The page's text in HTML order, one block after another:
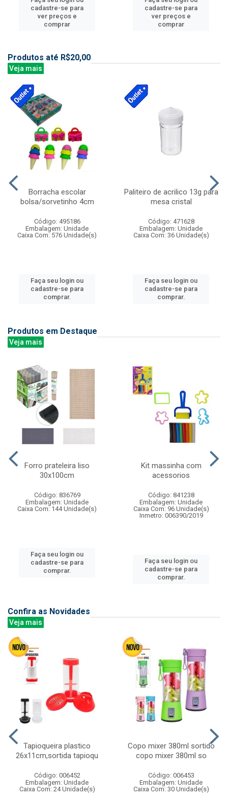
cadastre-se para
ver preços e
comprar
cadastre-se para
ver preços e
comprar
Produtos até R$20,00
Veja mais
Borracha escolar
bolsa/sorvetinho 4cm
Código: 495186
Embalagem: Unidade
Caixa Com: 576 Unidade(s)
Faça seu login ou
cadastre-se para
comprar.
Paliteiro de acrilico 13g para
mesa cristal
Código: 471628
Embalagem: Unidade
Caixa Com: 36 Unidade(s)
Faça seu login ou
cadastre-se para
comprar.
Produtos em Destaque
Veja mais
Forro prateleira liso
30x100cm
Código: 836769
Embalagem: Unidade
Caixa Com: 144 Unidade(s)
Faça seu login ou
cadastre-se para
comprar.
Kit massinha com
acessorios
Código: 841238
Embalagem: Unidade
Caixa Com: 96 Unidade(s)
Inmetro: 006390/2019
Faça seu login ou
cadastre-se para
comprar.
Confira as Novidades
Veja mais
Tapioqueira plastico
26x11cm,sortida tapioqu
Código: 006452
Embalagem: Unidade
Caixa Com: 24 Unidade(s)
Copo mixer 380ml sortido
copo mixer 380ml so
Código: 006453
Embalagem: Unidade
Caixa Com: 30 Unidade(s)